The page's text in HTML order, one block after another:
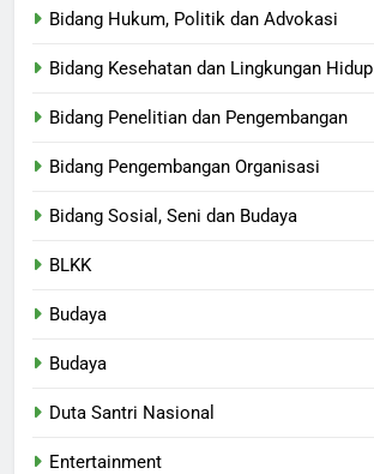
Bidang Hukum, Politik dan Advokasi
Bidang Kesehatan dan Lingkungan Hidup
Bidang Penelitian dan Pengembangan
Bidang Pengembangan Organisasi
Bidang Sosial, Seni dan Budaya
BLKK
Budaya
Budaya
Duta Santri Nasional
Entertainment